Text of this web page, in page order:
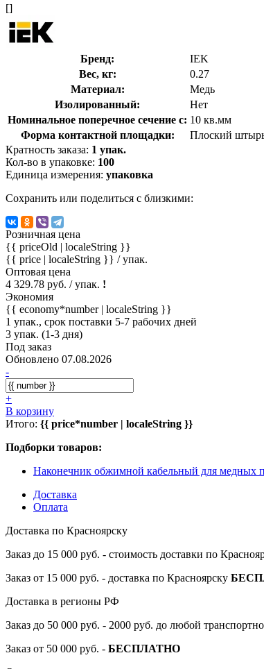
[]
Бренд:
IEK
Вес, кг:
0.27
Материал:
Медь
Изолированный:
Нет
Номинальное поперечное сечение с: 10 кв.мм
Форма контактной площадки:
Плоский
Кратность заказа: 1 упак.
Кол-во в упаковке: 100
Единица измерения: упаковка
Сохранить или поделиться с близкими:
Розничная цена
{{ priceOld | localeString }}
{{ price | localeString }} / упак.
Оптовая цена
4 329.78 руб. / упак. !
Экономия
{{ economy*number | localeString }}
1 упак., срок поставки 5-7 рабочих дней
3 упак. (1-3 дня)
Под заказ
Обновлено 07.08.2026
-
+
В корзину
Итого: {{ price*number | localeString }}
Подборки товаров:
Наконечник обжимной кабельный для медных
Доставка
Оплата
Доставка по Красноярску
Заказ до 15 000 руб. - стоимость доставки по
Заказ от 15 000 руб. - доставка по Красноярску
Доставка в регионы РФ
Заказ до 50 000 руб. - 2000 руб. до любой
Заказ от 50 000 руб. - БЕСПЛАТНО